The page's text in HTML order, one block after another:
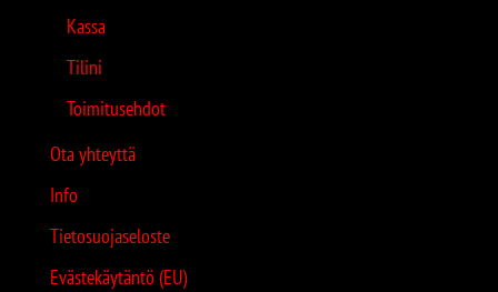
Kassa
Tilini
Toimitusehdot
Ota yhteyttä
Info
Tietosuojaseloste
Evästekäytäntö (EU)